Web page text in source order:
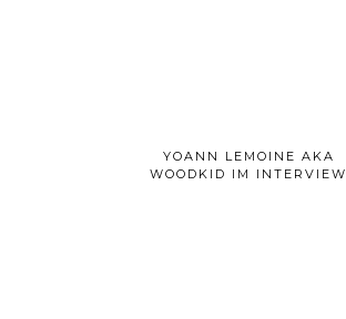
YOANN LEMOINE AKA
WOODKID IM INTERVIEW